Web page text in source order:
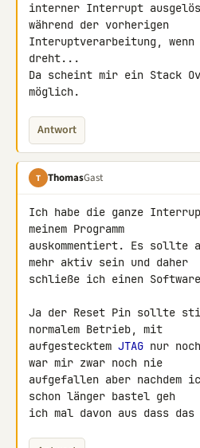
interner Interrupt
während der vorherigen
Interuptverarbeitung, wenn
dreht...
Da scheint mir ein Stack
möglich.
Antwort
T ThomasGast
Ich habe die ganze
meinem Programm
auskommentiert. Es sollte
mehr aktiv sein und daher
schließe ich einen
Ja der Reset Pin sollte
normalem Betrieb, mit
aufgestecktem JTAG nur
war mir zwar noch nie
aufgefallen aber nachdem
schon länger bastel geh
ich mal davon aus dass